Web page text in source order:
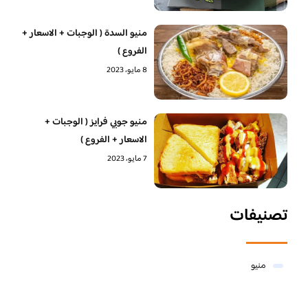
منيو السدة ( الوجبات + الاسعار +
الفروع )
8 مايو، 2023
منيو جوبي فرايز ( الوجبات +
الاسعار + الفروع )
7 مايو، 2023
تصنيفات
منيو